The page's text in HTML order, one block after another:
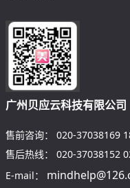
广州贝应云科技有限公司
售前咨询： 020-37038169
售后热线：
020-37038152
E-mail：